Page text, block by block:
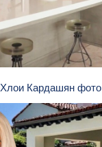
Хлои Кардашян фото